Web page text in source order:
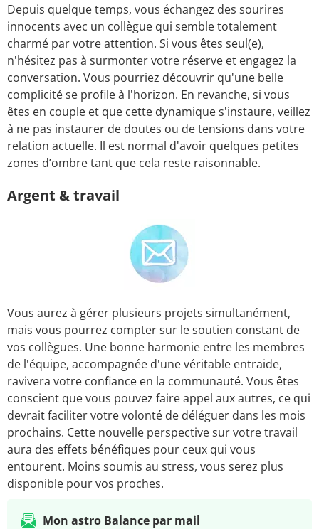
Depuis quelque temps, vous échangez des sourires
innocents avec un collègue qui semble totalement
charmé par votre attention. Si vous êtes seul(e),
n'hésitez pas à surmonter votre réserve et engagez la
conversation. Vous pourriez découvrir qu'une belle
complicité se profile à l'horizon. En revanche, si vous
êtes en couple et que cette dynamique s'instaure, veillez
à ne pas instaurer de doutes ou de tensions dans votre
relation actuelle. Il est normal d'avoir quelques petites
zones d’ombre tant que cela reste raisonnable.
Argent & travail
Vous aurez à gérer plusieurs projets simultanément,
mais vous pourrez compter sur le soutien constant de
vos collègues. Une bonne harmonie entre les membres
de l'équipe, accompagnée d'une véritable entraide,
ravivera votre confiance en la communauté. Vous êtes
conscient que vous pouvez faire appel aux autres, ce qui
devrait faciliter votre volonté de déléguer dans les mois
prochains. Cette nouvelle perspective sur votre travail
aura des effets bénéfiques pour ceux qui vous
entourent. Moins soumis au stress, vous serez plus
disponible pour vos proches.
Mon astro Balance par mail